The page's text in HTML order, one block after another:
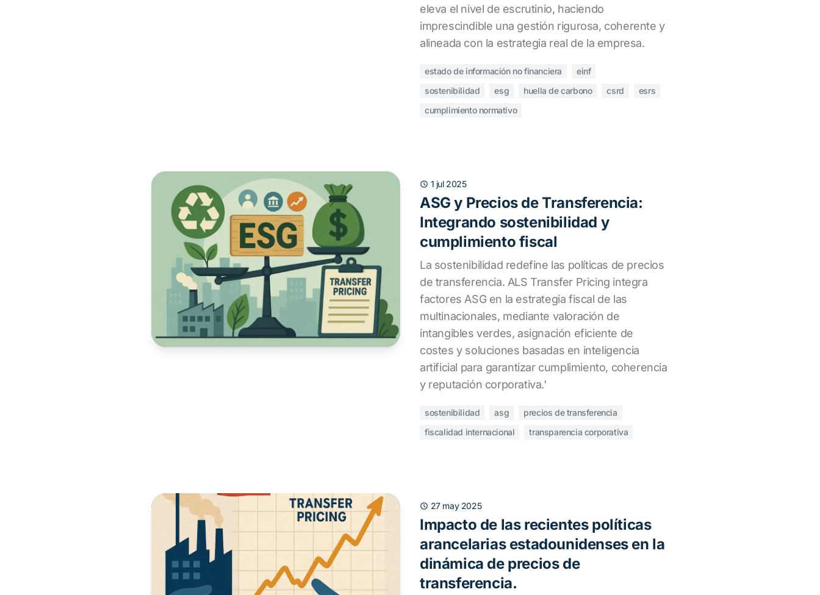
eleva el nivel de escrutinio, haciendo
imprescindible una gestión rigurosa, coherente y
alineada con la estrategia real de la empresa.
estado de información no financiera
einf
sostenibilidad
esg huella de carbono csrd
esrs
cumplimiento normativo
1 jul 2025
ASG y Precios de Transferencia:
Integrando sostenibilidad y
cumplimiento fiscal
La sostenibilidad redefine las políticas de precios
de transferencia. ALS Transfer Pricing integra
factores ASG en la estrategia fiscal de las
multinacionales, mediante valoración de
intangibles verdes, asignación eficiente de
costes y soluciones basadas en inteligencia
artificial para garantizar cumplimiento, coherencia
y reputación corporativa.'
sostenibilidad asg
precios de transferencia
fiscalidad internacional
transparencia corporativa
27 may 2025
Impacto de las recientes políticas
arancelarias estadounidenses en la
dinámica de precios de
transferencia.